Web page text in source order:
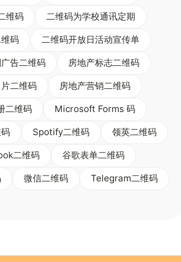
维码 二维码为学校通讯定期
码 二维码开放日活动宣传单
告二维码 房地产标志二维码
二维码 房地产营销二维码
二维码 Microsoft Forms 码
Spotify二维码 领英二维码
二维码 谷歌表单二维码
微信二维码 Telegram二维码